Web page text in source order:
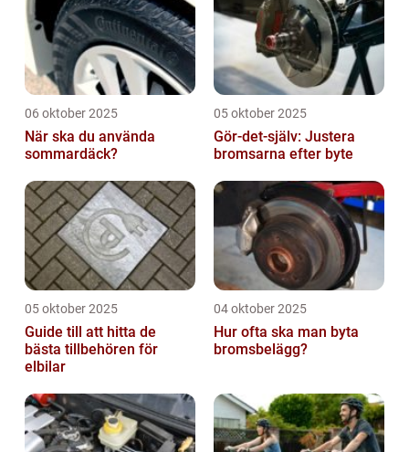
06 oktober 2025
När ska du använda
sommardäck?
05 oktober 2025
Gör-det-själv: Justera
bromsarna efter byte
05 oktober 2025
Guide till att hitta de
bästa tillbehören för
elbilar
04 oktober 2025
Hur ofta ska man byta
bromsbelägg?